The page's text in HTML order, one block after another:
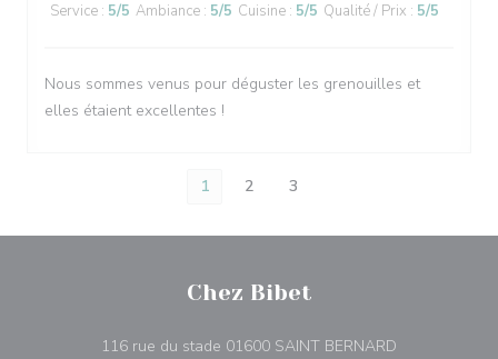
Service : 5/5 Ambiance : 5/5 Cuisine : 5/5 Qualité / Prix : 5/5
Nous sommes venus pour déguster les grenouilles et
elles étaient excellentes !
1 2 3
Chez Bibet
116 rue du stade 01600 SAINT BERNARD